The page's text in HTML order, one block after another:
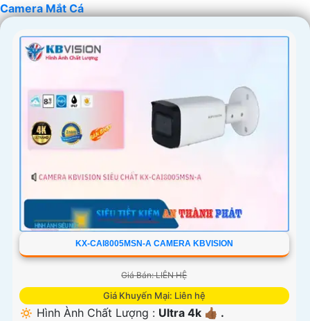
Camera Mắt Cá
KX-CAI8005MSN-A CAMERA KBVISION
Giá Bán: LIÊN HỆ
Giá Khuyến Mại: Liên hệ
🔅 Hình Ành Chất Lượng : Ultra 4k 👍🏾 .